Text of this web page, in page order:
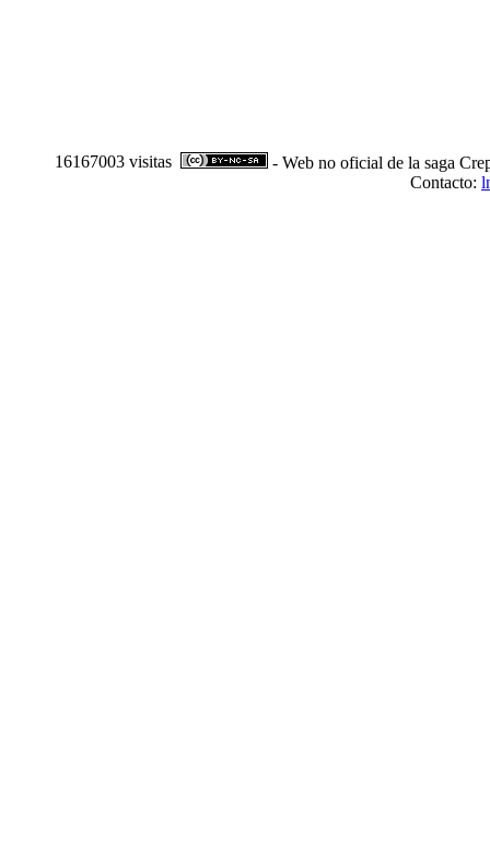
16167003 visitas
- Web no oficial de la saga
Contacto: